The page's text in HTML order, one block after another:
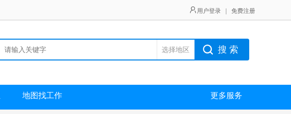
用户登录 免费注册
选择地区 搜 索
地图找工作 更多服务